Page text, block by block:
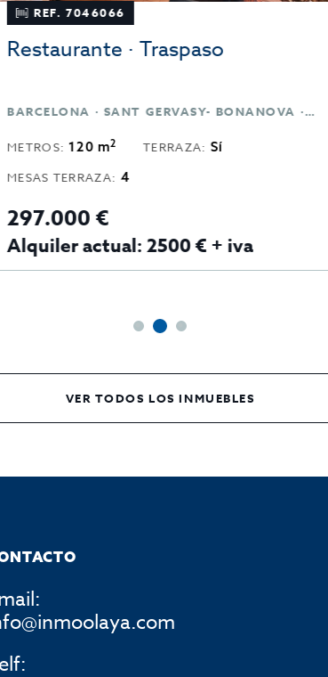
REF. 7046066
Restaurante · Traspaso
BARCELONA · SANT GERVASY- BONANOVA · BARCELONA
METROS: 120 m2 TERRAZA: Sí
MESAS TERRAZA: 4
297.000 €
Alquiler actual: 2500 € + iva
VER TODOS LOS INMUEBLES